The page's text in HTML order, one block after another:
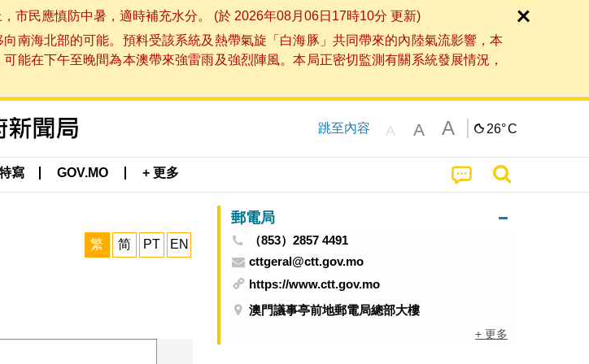
市民應慎防中暑，適時補充水分。 (於 2026年08月06日17時10分 更新)
南海北部的可能。預料受該系統及熱帶氣旋「白海豚」共同帶來的內陸氣流影響，本
能在下午至晚間為本澳帶來強雷雨及強烈陣風。本局正密切監測有關系統發展情況，
跳至內容 A A A 26°C
寫 GOV.MO + 更多
繁 简 PT EN
郵電局
（853）2857 4491
cttgeral@ctt.gov.mo
https://www.ctt.gov.mo
澳門議事亭前地郵電局總部大樓
+ 更多